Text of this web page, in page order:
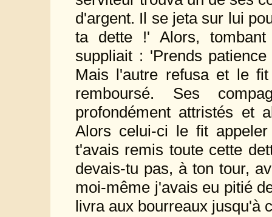
d'argent. Il se jeta sur lui
ta dette !' Alors,
suppliait : 'Prends
Mais l'autre refusa et le
remboursé. Ses
profondément attristés et
Alors celui-ci le fit
t'avais remis toute cette
devais-tu pas, à ton tour,
moi-même j'avais eu pitié
livra aux bourreaux jusqu'à